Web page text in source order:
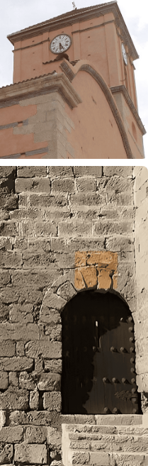
de Almería
de Las Torres